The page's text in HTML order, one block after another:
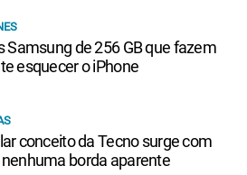
Samsung de 256 GB que fazem
esquecer o iPhone
conceito da Tecno surge com
borda aparente